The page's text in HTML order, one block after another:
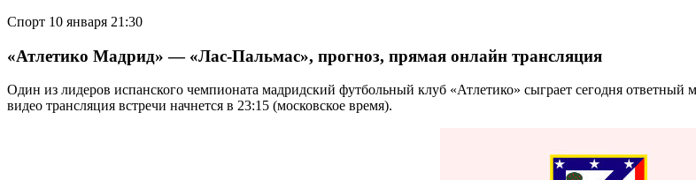
Спорт 10 января 21:30
«Атлетико Мадрид» — «Лас-Пальмас», прогноз, прямая онлайн трансляция
Один из лидеров испанского чемпионата мадридский футбольный клуб «Атлетико» сыграет сегодня
видео трансляция встречи начнется в 23:15 (московское время).